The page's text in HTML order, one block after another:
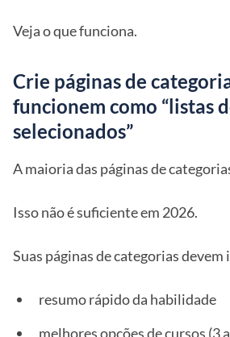
Veja o que funciona.
Crie páginas de
funcionem como “listas
selecionados”
A maioria das páginas de
Isso não é suficiente em 2026.
Suas páginas de categorias
resumo rápido da habilidade
melhores opções de cursos (3